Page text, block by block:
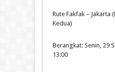
Rute Fakfak – Jakarta
Kedua)
Berangkat: Senin, 29
13:00